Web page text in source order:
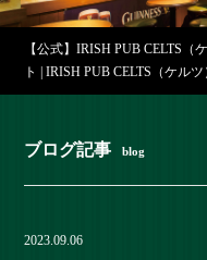
【公式】IRISH PUB CELTS（
ト | IRISH PUB CELTS（ケル
ブログ記事 blog
2023.09.06